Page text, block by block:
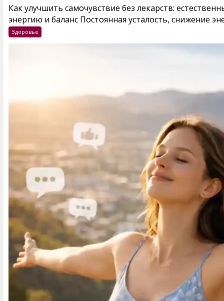
Как улучшить самочувствие без лекарств:
энергию и баланс Постоянная усталость, снижение
Здоровье